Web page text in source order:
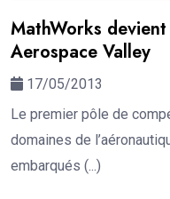
MathWorks
Aerospace Valley
17/05/2013
Le premier pôle de
domaines de
embarqués (...)